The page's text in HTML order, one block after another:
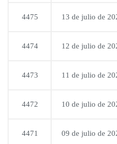
4475 13 de julio de
4474 12 de julio de
4473 11 de julio de
4472 10 de julio de
4471 09 de julio de